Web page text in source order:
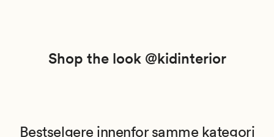
Shop the look @kidinterior
Bestselgere innenfor samme kategori